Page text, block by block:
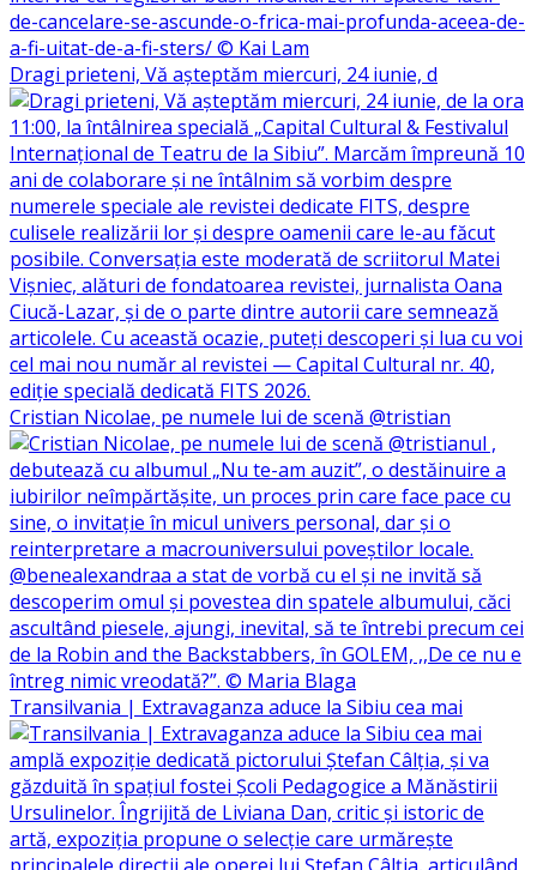
Dragi prieteni, Vă așteptăm miercuri, 24 iunie, d
Cristian Nicolae, pe numele lui de scenă @tristian
Transilvania | Extravaganza aduce la Sibiu cea mai